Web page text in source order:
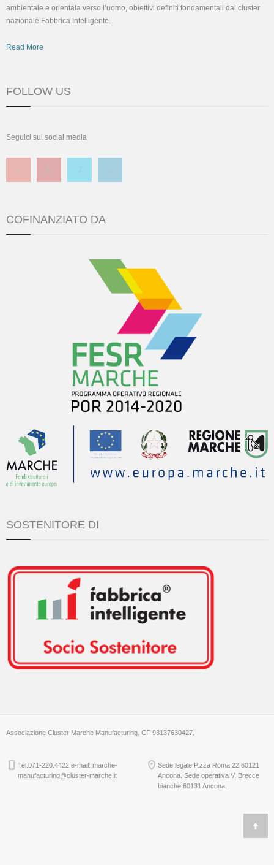
ambientale e orientata verso l’uomo, obiettivi definiti fondamentali dal cluster
nazionale Fabbrica Intelligente.
Read More
FOLLOW US
Seguici sui social media
COFINANZIATO DA
SOSTENITORE DI
Associazione Cluster Marche Manufacturing. CF 93137630427.
Tel.071-220.4422 e-mail: marche-
manufacturing@cluster-marche.it
Sede legale P.zza Roma 22 60121
Ancona. Sede operativa V. Brecce
bianche 60131 Ancona.